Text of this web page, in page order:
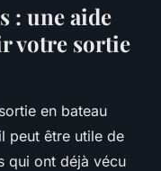
: une aide
votre sortie
en bateau
peut être utile de
qui ont déjà vécu